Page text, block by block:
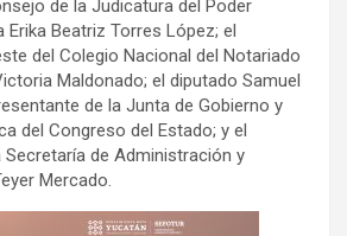
de la Judicatura del Poder
Erika Beatriz Torres López; el
del Colegio Nacional del Notariado
Maldonado; el diputado Samuel
de la Junta de Gobierno y
del Congreso del Estado; y el
de Administración y
Mercado.